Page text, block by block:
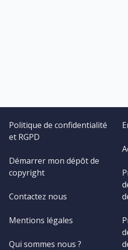
Politique de confidentialité
et RGPD
Démarrer mon dépôt de
copyright
Contactez nous
Mentions légales
Qui sommes nous ?